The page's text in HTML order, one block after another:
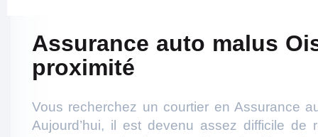
Assurance auto malus
proximité
Vous recherchez un courtier en Assurance
Aujourd’hui, il est devenu assez difficile de